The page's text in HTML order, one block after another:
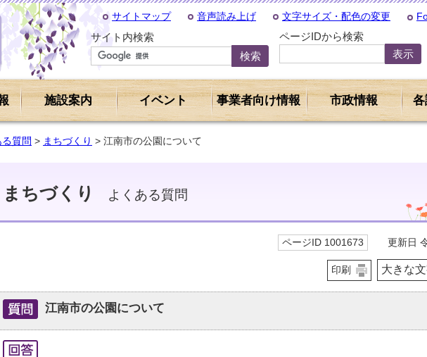
サイトマップ 音声読み上げ 文字サイズ・配色の変更
サイト内検索 ページIDから検索
施設案内 イベント 事業者向け情報 市政情報
質問 > まちづくり > 江南市の公園について
まちづくり よくある質問
ページID 1001673 更新日
印刷 大きな
江南市の公園について